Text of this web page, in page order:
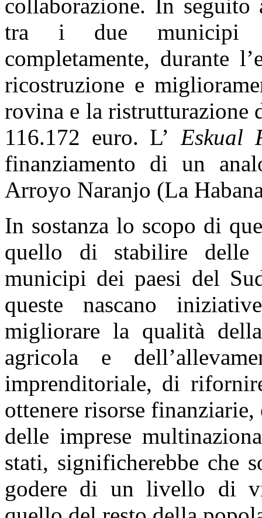
collaborazione. In seguito
tra i due municipi
completamente, durante
ricostruzione e
rovina e la ristrutturazione
116.172 euro. L’ Eskual
finanziamento di un
Arroyo Naranjo (La
In sostanza lo scopo di
quello di stabilire delle
municipi dei paesi del
queste nascano
migliorare la qualità
agricola e
imprenditoriale, di
ottenere risorse
delle imprese
stati, significherebbe che
godere di un livello di